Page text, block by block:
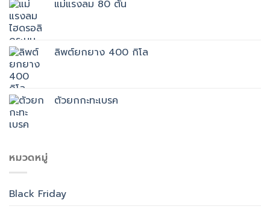
แม่แรงลม 80 ตัน
ลิพต์ยกยาง 400 กิโล
ตัวยกกะทะเบรค
หมวดหมู่
Black Friday